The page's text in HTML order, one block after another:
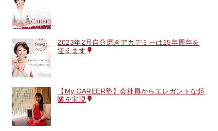
2023年2月自分磨きアカデミーは15年周年を
迎えます
【My CAREER塾】会社員からエレガントな起
業を実現